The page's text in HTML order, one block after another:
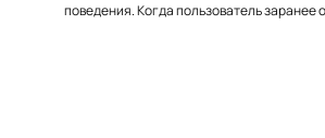
поведения. Когда пользователь заранее